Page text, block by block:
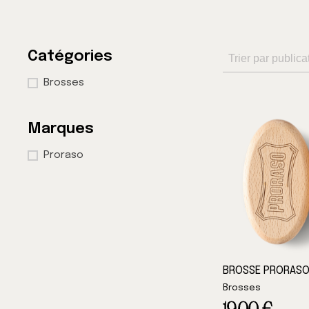
Catégories
Catégories
Brosses
Marques
Marques
Proraso
Tri
Trier le contenu
BROSSE PRORASO
Brosses